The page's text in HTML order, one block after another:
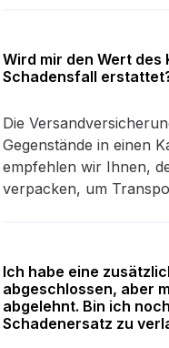
Wird mir den Wert des
Schadensfall
Die
Gegenstände in einen
empfehlen wir Ihnen,
verpacken, um
Ich habe eine
abgeschlossen, aber
abgelehnt. Bin ich
Schadenersatz zu